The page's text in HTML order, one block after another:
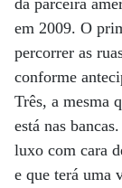
em 2009. O
percorrer as
conforme
Três, a mesma
está nas
luxo com cara
e que terá uma